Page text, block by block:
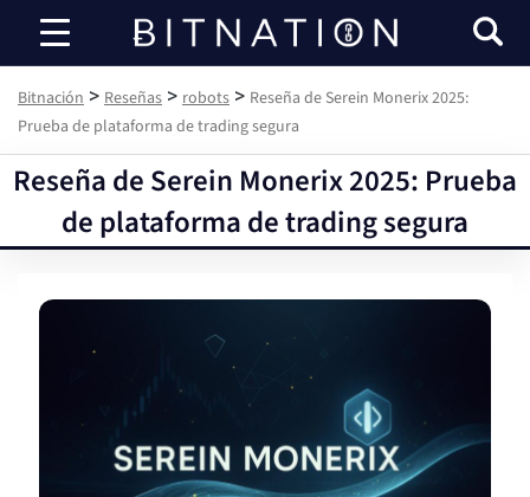
Bitnación
Bitnación > Reseñas > robots > Reseña de Serein Monerix 2025:
Prueba de plataforma de trading segura
Reseña de Serein Monerix 2025: Prueba
de plataforma de trading segura